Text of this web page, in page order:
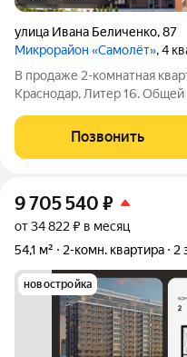
улица Ивана Беличенко,87
Микрорайон «Самолёт», 4
В продаже 2-комнатная
Краснодар, Литер 16. Общей
расположен на северо-
Обхода. Микрорайон
Позвонить
9 705 540 ₽
от 34 822 ₽ в месяц
54,1 м²
2-комн. квартира 2
новостройка